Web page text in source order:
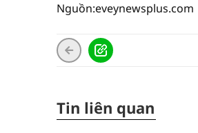
Nguồn:eveynewsplus.com
Tin liên quan